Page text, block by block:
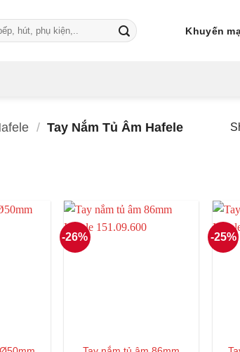
Khuyến
/ Tay Nắm Tủ Âm Hafele
-26% -25%